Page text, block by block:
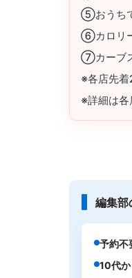
⑤おうち
⑥カロリ
⑦カーブ
※各店先
※詳細は各
編集部
予約不
10代